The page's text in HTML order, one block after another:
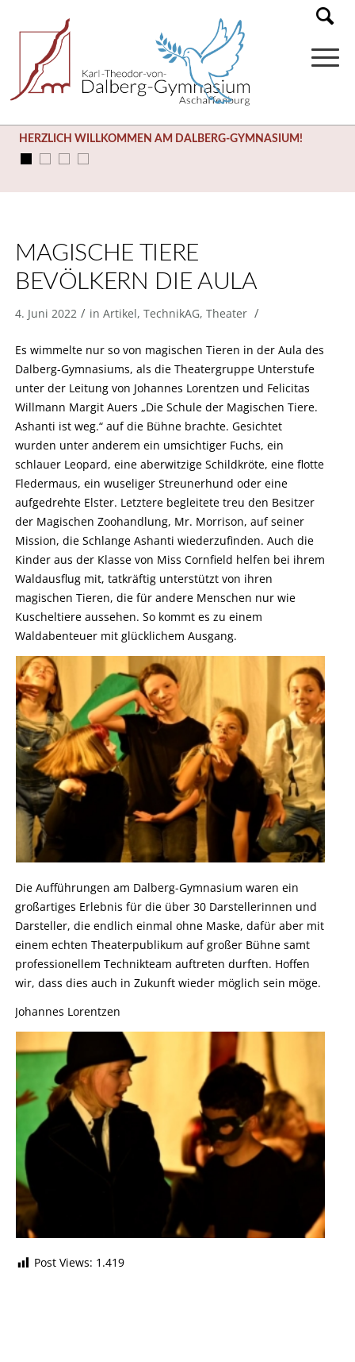
HERZLICH WILLKOMMEN AM DALBERG-GYMNASIUM!
MAGISCHE TIERE
BEVÖLKERN DIE AULA
4. Juni 2022 / in Artikel, TechnikAG, Theater /
Es wimmelte nur so von magischen Tieren in der Aula des
Dalberg-Gymnasiums, als die Theatergruppe Unterstufe
unter der Leitung von Johannes Lorentzen und Felicitas
Willmann Margit Auers „Die Schule der Magischen Tiere.
Ashanti ist weg.“ auf die Bühne brachte. Gesichtet
wurden unter anderem ein umsichtiger Fuchs, ein
schlauer Leopard, eine aberwitzige Schildkröte, eine flotte
Fledermaus, ein wuseliger Streunerhund oder eine
aufgedrehte Elster. Letztere begleitete treu den Besitzer
der Magischen Zoohandlung, Mr. Morrison, auf seiner
Mission, die Schlange Ashanti wiederzufinden. Auch die
Kinder aus der Klasse von Miss Cornfield helfen bei ihrem
Waldausflug mit, tatkräftig unterstützt von ihren
magischen Tieren, die für andere Menschen nur wie
Kuscheltiere aussehen. So kommt es zu einem
Waldabenteuer mit glücklichem Ausgang.
Die Aufführungen am Dalberg-Gymnasium waren ein
großartiges Erlebnis für die über 30 Darstellerinnen und
Darsteller, die endlich einmal ohne Maske, dafür aber mit
einem echten Theaterpublikum auf großer Bühne samt
professionellem Technikteam auftreten durften. Hoffen
wir, dass dies auch in Zukunft wieder möglich sein möge.
Johannes Lorentzen
Post Views: 1.419